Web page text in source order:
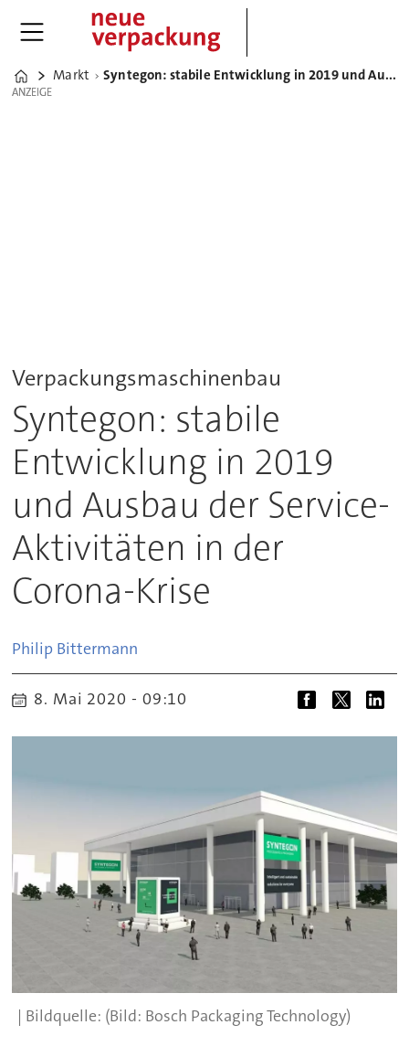
Home
Markt Syntegon: stabile Entwicklung in 2019 und Ausbau der Service-Aktivitäten in der Corona-Krise
ANZEIGE
ANZEIGE
Verpackungsmaschinenbau
Syntegon: stabile
Entwicklung in 2019
und Ausbau der Service-
Aktivitäten in der
Corona-Krise
Philip Bittermann
8. Mai 2020 - 09:10
(Bild: Bosch Packaging Technology)